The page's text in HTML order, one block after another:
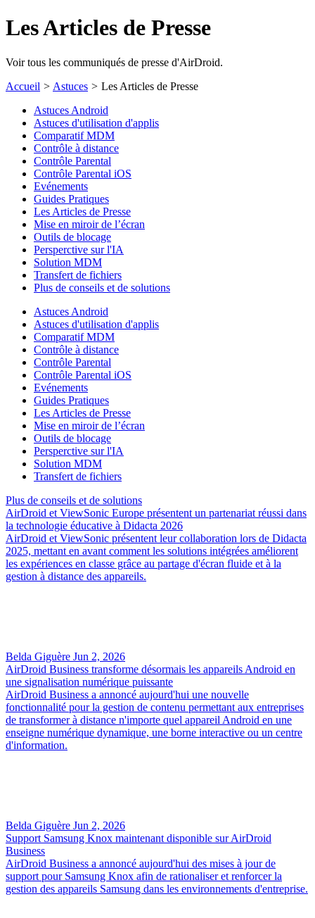
Les Articles de Presse
Voir tous les communiqués de presse d'AirDroid.
Accueil > Astuces > Les Articles de Presse
Astuces Android
Astuces d'utilisation d'applis
Comparatif MDM
Contrôle à distance
Contrôle Parental
Contrôle Parental iOS
Evénements
Guides Pratiques
Les Articles de Presse
Mise en miroir de l’écran
Outils de blocage
Persperctive sur l'IA
Solution MDM
Transfert de fichiers
Plus de conseils et de solutions
Astuces Android
Astuces d'utilisation d'applis
Comparatif MDM
Contrôle à distance
Contrôle Parental
Contrôle Parental iOS
Evénements
Guides Pratiques
Les Articles de Presse
Mise en miroir de l’écran
Outils de blocage
Persperctive sur l'IA
Solution MDM
Transfert de fichiers
Plus de conseils et de solutions
AirDroid et ViewSonic Europe présentent un partenariat réussi dans
la technologie éducative à Didacta 2026
AirDroid et ViewSonic présentent leur collaboration lors de Didacta
2025, mettant en avant comment les solutions intégrées améliorent
les expériences en classe grâce au partage d'écran fluide et à la
gestion à distance des appareils.
Belda Giguère Jun 2, 2026
AirDroid Business transforme désormais les appareils Android en
une signalisation numérique puissante
AirDroid Business a annoncé aujourd'hui une nouvelle
fonctionnalité pour la gestion de contenu permettant aux entreprises
de transformer à distance n'importe quel appareil Android en une
enseigne numérique dynamique, une borne interactive ou un centre
d'information.
Belda Giguère Jun 2, 2026
Support Samsung Knox maintenant disponible sur AirDroid
Business
AirDroid Business a annoncé aujourd'hui des mises à jour de
support pour Samsung Knox afin de rationaliser et renforcer la
gestion des appareils Samsung dans les environnements d'entreprise.